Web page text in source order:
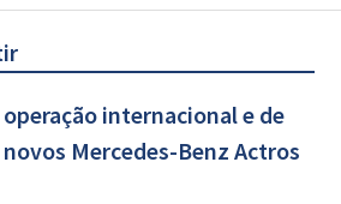
internacional e de
Mercedes-Benz Actros